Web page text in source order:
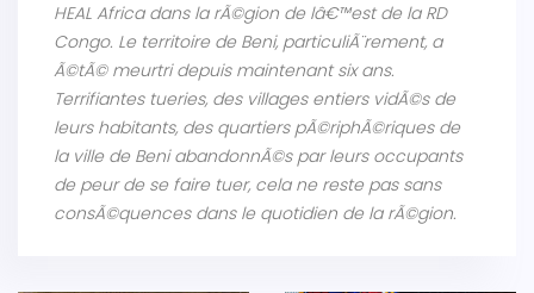
HEAL Africa dans la rÃ©gion de lâ€™est de la RD
Congo. Le territoire de Beni, particuliÃ¨rement, a
Ã©tÃ© meurtri depuis maintenant six ans.
Terrifiantes tueries, des villages entiers vidÃ©s de
leurs habitants, des quartiers pÃ©riphÃ©riques de
la ville de Beni abandonnÃ©s par leurs occupants
de peur de se faire tuer, cela ne reste pas sans
consÃ©quences dans le quotidien de la rÃ©gion.